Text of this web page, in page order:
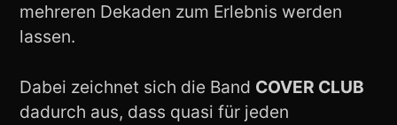
mehreren Dekaden zum Erlebnis werden
lassen.
Dabei zeichnet sich die Band COVER CLUB
dadurch aus, dass quasi für jeden